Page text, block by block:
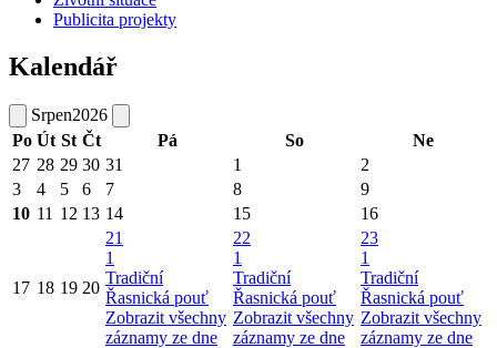
Publicita projekty
Kalendář
Srpen2026
Po Út St Čt Pá So
Ne
27 28 29 30 31 1
2
3
4 5 6 7 8
9
10 11 12 13 14 15 16
17 18 19 20
21
1
Tradiční
Řasnická pouť
Zobrazit všechny
záznamy ze dne
22
1
Tradiční
Řasnická pouť
Zobrazit všechny
záznamy ze dne
23
1
Tradiční
Řasnická pouť
Zobrazit všechny
záznamy ze dne